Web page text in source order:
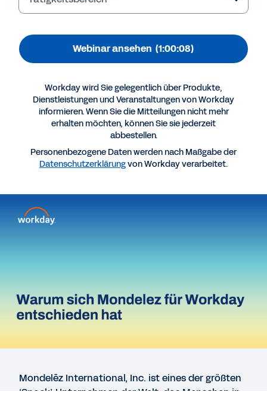
WEBINAR
Webinar Recording Mondelez
1:00:08
Die zukunftsorientierte Talentstrategie
STUDIE
Globale Personalstudie von Workday: Vertrauen
Mehr Ressourcen anzeigen
Webinar ansehen (1:00:08)
Workday wird Sie gelegentlich über Produkte,
Dienstleistungen und Veranstaltungen von Workday
informieren. Wenn Sie die Mitteilungen nicht mehr
erhalten möchten, können Sie sie jederzeit
abbestellen.
Personenbezogene Daten werden nach Maßgabe der
Datenschutzerklärungvon Workday verarbeitet.
Mondelēz International, Inc. ist eines der größten
‘Snack’-Unternehmen der Welt, das Menschen in